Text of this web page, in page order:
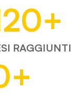
+
RAGGIUNTI
+